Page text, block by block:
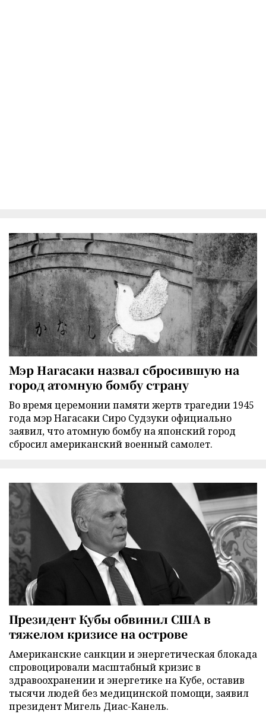
Мэр Нагасаки назвал сбросившую на
город атомную бомбу страну
Во время церемонии памяти жертв трагедии 1945
года мэр Нагасаки Сиро Судзуки официально
заявил, что атомную бомбу на японский город
сбросил американский военный самолет.
Президент Кубы обвинил США в
тяжелом кризисе на острове
Американские санкции и энергетическая блокада
спровоцировали масштабный кризис в
здравоохранении и энергетике на Кубе, оставив
тысячи людей без медицинской помощи, заявил
президент Мигель Диас-Канель.